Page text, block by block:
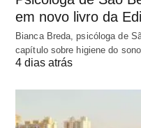
em novo livro da
Bianca Breda, psicóloga de
capítulo sobre higiene do
4 dias atrás